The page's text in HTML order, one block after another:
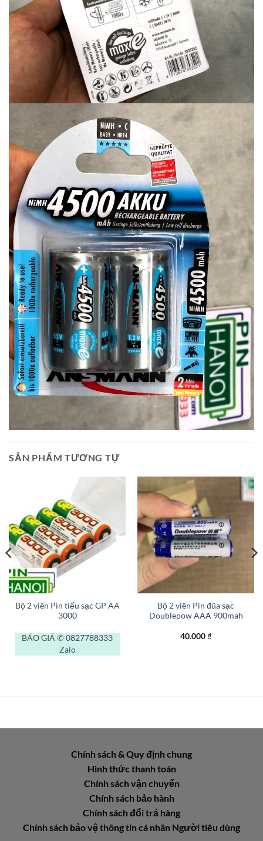
SẢN PHẨM TƯƠNG TỰ
Bộ 2 viên Pin tiểu sạc GP AA
3000
BÁO GIÁ ✆ 0827788333
Zalo
Bộ 2 viên Pin đũa sạc
Doublepow AAA 900mah
40.000₫
Chính sách & Quy định chung
Hình thức thanh toán
Chính sách vận chuyển
Chính sách bảo hành
Chính sách đổi trả hàng
Chính sách bảo vệ thông tin cá nhân Người tiêu dùng